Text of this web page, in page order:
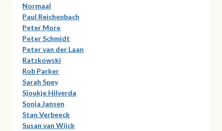
Normaal
Paul Reichenbach
Peter More
Peter Schmidt
Peter van der Laan
Ratzkowski
Rob Parker
Sarah Spey
Sjoukje Hilverda
Sonja Jansen
Stan Verbeeck
Susan van Wijck